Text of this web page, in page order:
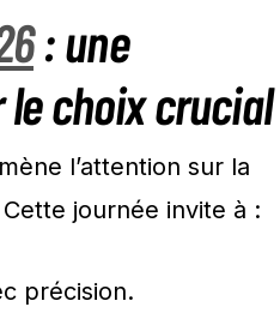
: une
choix crucial
l’attention sur la
journée invite à :
précision.